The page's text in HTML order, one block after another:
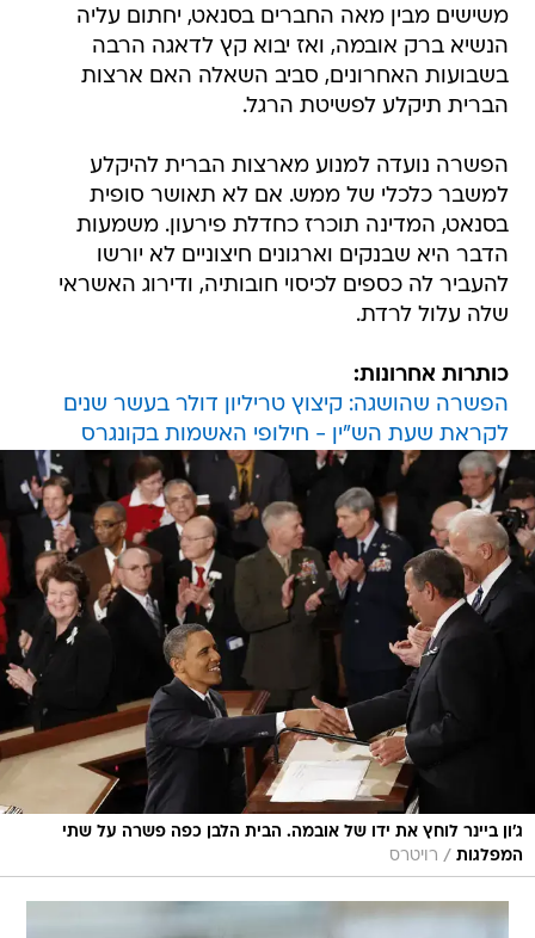
משישים מבין מאה החברים בסנאט, יחתום עליה
הנשיא ברק אובמה, ואז יבוא קץ לדאגה הרבה
בשבועות האחרונים, סביב השאלה האם ארצות
הברית תיקלע לפשיטת הרגל.
הפשרה נועדה למנוע מארצות הברית להיקלע
למשבר כלכלי של ממש. אם לא תאושר סופית
בסנאט, המדינה תוכרז כחדלת פירעון. משמעות
הדבר היא שבנקים וארגונים חיצוניים לא יורשו
להעביר לה כספים לכיסוי חובותיה, ודירוג האשראי
שלה עלול לרדת.
כותרות אחרונות:
הפשרה שהושגה: קיצוץ טריליון דולר בעשר שנים
לקראת שעת הש"ין - חילופי האשמות בקונגרס
ג'ון ביינר לוחץ את ידו של אובמה. הבית הלבן כפה פשרה על שתי
המפלגות / רויטרס